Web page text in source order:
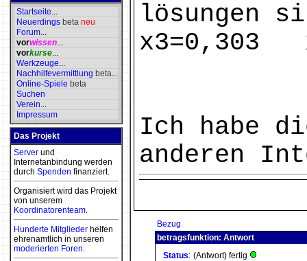
Startseite...
Neuerdings beta neu
Forum...
vorwissen...
vorkurse...
Werkzeuge...
Nachhilfevermittlung beta...
Online-Spiele beta
Suchen
Verein...
Impressum
Das Projekt
Server und
Internetanbindung werden
durch Spenden finanziert.
Organisiert wird das Projekt
von unserem
Koordinatorenteam.
Hunderte Mitglieder helfen
ehrenamtlich in unseren
moderierten Foren.
lösungen
x3=0,303
Ich habe
anderen
Bezug
betragsfunktion: Antwort
Status: (Antwort) fertig